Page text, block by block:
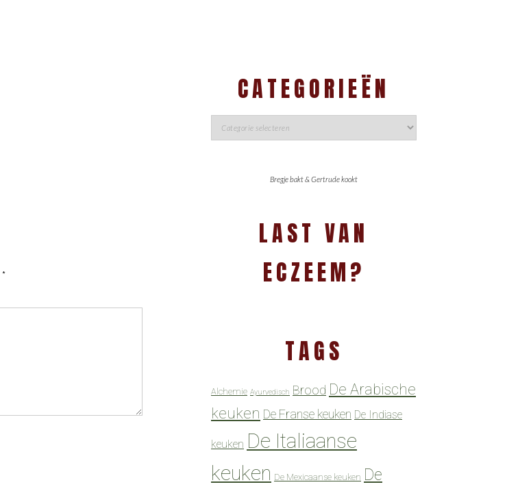
*
CATEGORIEËN
Bregje bakt & Gertrude kookt
LAST VAN
ECZEEM?
TAGS
Alchemie Ayurvedisch Brood De Arabische
keuken De Franse keuken De Indiase
keuken De Italiaanse
keuken De Mexicaanse keuken De